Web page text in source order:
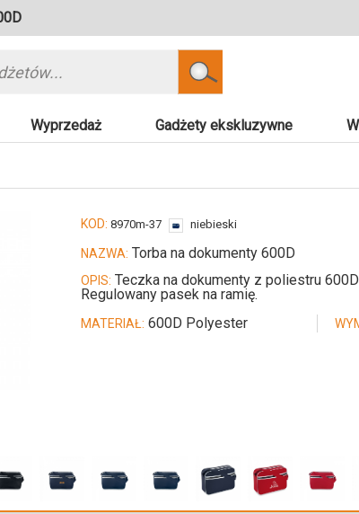
Szukaj
Wyprzedaż Gadżety ekskluzywne
KOD: 8970m-37 niebieski
NAZWA: Torba na dokumenty 600D
OPIS: Teczka na dokumenty z poliestru
Regulowany pasek na ramię.
MATERIAŁ: 600D Polyester